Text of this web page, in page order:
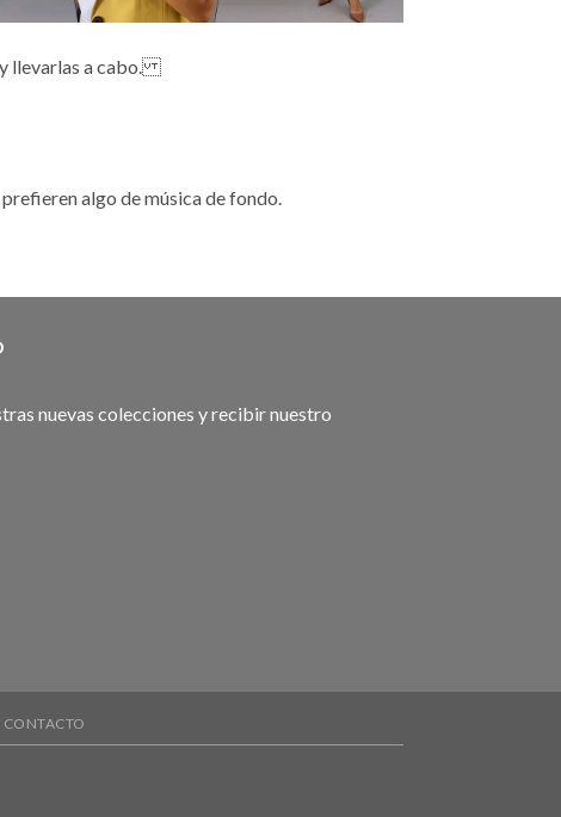
y llevarlas a cabo.
algo de música de fondo.
nuevas colecciones y recibir nuestro
CONTACTO